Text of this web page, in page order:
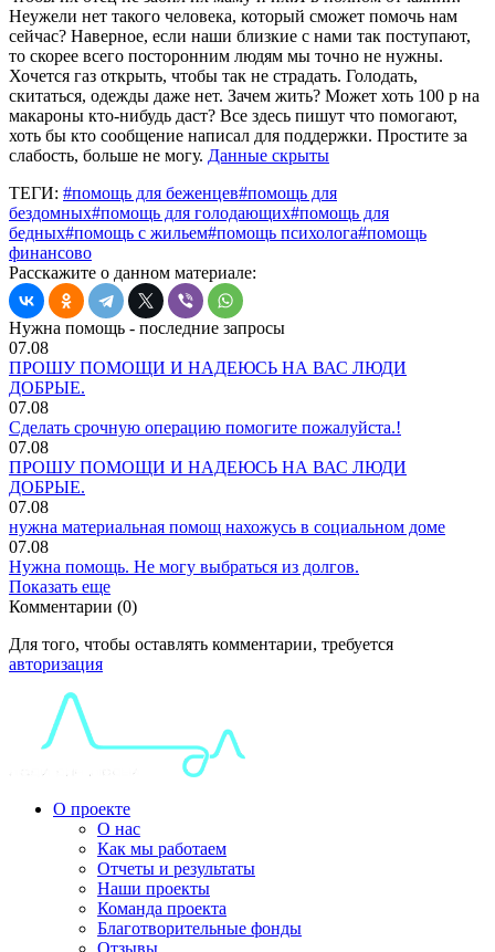
Неужели нет такого человека, который сможет помочь нам
сейчас? Наверное, если наши близкие с нами так поступают,
то скорее всего посторонним людям мы точно не нужны.
Хочется газ открыть, чтобы так не страдать. Голодать,
скитаться, одежды даже нет. Зачем жить? Может хоть 100 р на
макароны кто-нибудь даст? Все здесь пишут что помогают,
хоть бы кто сообщение написал для поддержки. Простите за
слабость, больше не могу. Данные скрыты
ТЕГИ: #помощь для беженцев#помощь для
бездомных#помощь для голодающих#помощь для
бедных#помощь с жильем#помощь психолога#помощь
финансово
Расскажите о данном материале:
Нужна помощь - последние запросы
07.08
ПРОШУ ПОМОЩИ И НАДЕЮСЬ НА ВАС ЛЮДИ
ДОБРЫЕ.
07.08
Сделать срочную операцию помогите пожалуйста.!
07.08
ПРОШУ ПОМОЩИ И НАДЕЮСЬ НА ВАС ЛЮДИ
ДОБРЫЕ.
07.08
нужна материальная помощ нахожусь в социальном доме
07.08
Нужна помощь. Не могу выбраться из долгов.
Показать еще
Комментарии (0)
Для того, чтобы оставлять комментарии, требуется
авторизация
О проекте
О нас
Как мы работаем
Отчеты и результаты
Наши проекты
Команда проекта
Благотворительные фонды
Отзывы